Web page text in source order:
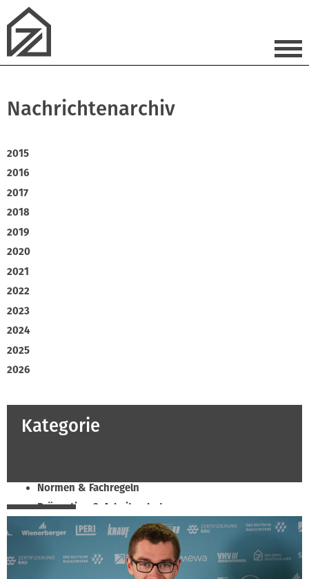
Nachrichtenarchiv
2015
2016
2017
2018
2019
2020
2021
2022
2023
2024
2025
2026
Kategorie
Normen & Fachregeln
Prävention & Arbeitsschutz
Recht & Wirtschaft
Soziales & Tarifpolitik
Verband & Innungen